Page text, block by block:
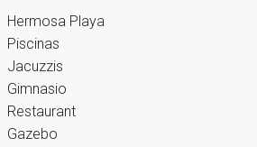
Hermosa Playa
Piscinas
Jacuzzis
Gimnasio
Restaurant
Gazebo